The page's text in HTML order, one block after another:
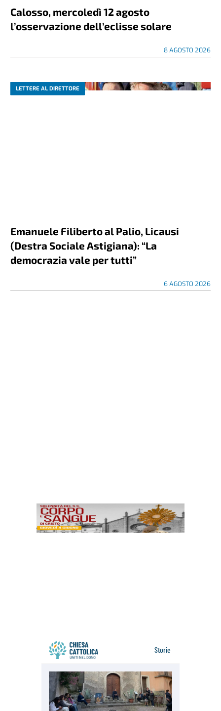
Calosso, mercoledì 12 agosto
l’osservazione dell’eclisse solare
8 AGOSTO 2026
LETTERE AL DIRETTORE
Emanuele Filiberto al Palio, Licausi
(Destra Sociale Astigiana): “La
democrazia vale per tutti”
6 AGOSTO 2026